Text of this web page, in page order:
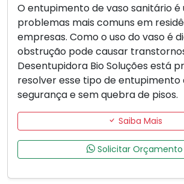
O entupimento de vaso sanitário é
problemas mais comuns em
empresas. Como o uso do vaso é
obstrução pode causar
Desentupidora Bio Soluções está
resolver esse tipo de entupimento
segurança e sem quebra de pisos.
Saiba Mais
Solicitar Orçamento